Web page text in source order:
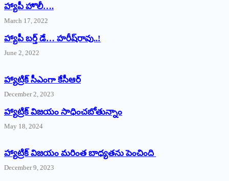
హ్యాపీ హొలీ….
March 17, 2022
హ్యాపీ బర్త్ ‌డే… హరీష్‌రావు..!
June 2, 2022
హ్యాట్రిక్‌ ‌సీఎంగా కేసీఆర్‌
December 2, 2023
హ్యాట్రిక్‌ విజయం సాధించబోతున్నాం
May 18, 2024
హ్యాట్రిక్ విజయం మరింత బాధ్యతను పెంచింది
December 9, 2023